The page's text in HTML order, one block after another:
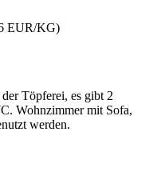
EUR/KG)
Töpferei, es gibt 2
Wohnzimmer mit Sofa,
werden.